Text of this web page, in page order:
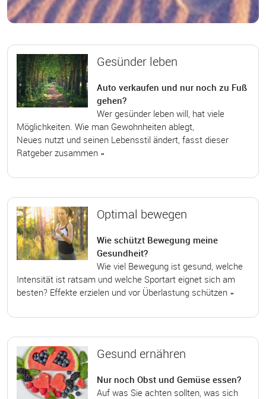
Gesünder leben
Auto verkaufen und nur noch zu Fuß
gehen?
Wer gesünder leben will, hat viele
Möglichkeiten. Wie man Gewohnheiten ablegt,
Neues nutzt und seinen Lebensstil ändert, fasst dieser
Ratgeber zusammen »
Optimal bewegen
Wie schützt Bewegung meine
Gesundheit?
Wie viel Bewegung ist gesund, welche
Intensität ist ratsam und welche Sportart eignet sich am
besten? Effekte erzielen und vor Überlastung schützen »
Gesund ernähren
Nur noch Obst und Gemüse essen?
Auf was Sie achten sollten, was sich